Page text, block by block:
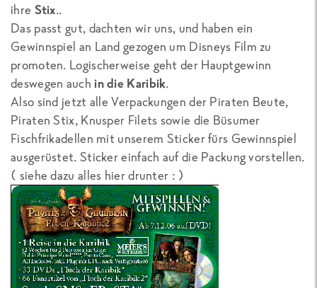
ihre Stix..
Das passt gut, dachten wir uns, und haben ein
Gewinnspiel an Land gezogen um Disneys Film zu
promoten. Logischerweise geht der Hauptgewinn
deswegen auchin die Karibik.
Also sind jetzt alle Verpackungen der Piraten Beute,
Piraten Stix, Knusper Filets sowie die Büsumer
Fischfrikadellen mit unserem Sticker fürs Gewinnspiel
ausgerüstet. Sticker einfach auf die Packung vorstellen.
( siehe dazu alles hier drunter : )